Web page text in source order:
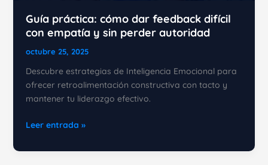
Guía práctica: cómo dar feedback difícil
con empatía y sin perder autoridad
octubre 25, 2025
Descubre estrategias de Inteligencia Emocional para
ofrecer retroalimentación constructiva con tacto y
mantener tu liderazgo efectivo.
Guía
cómo
Leer entrada »